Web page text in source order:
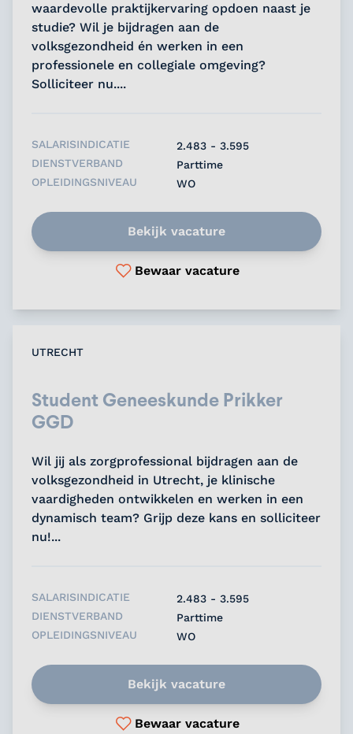
waardevolle praktijkervaring opdoen naast je
studie? Wil je bijdragen aan de
volksgezondheid én werken in een
professionele en collegiale omgeving?
Solliciteer nu....
SALARISINDICATIE
2.483 - 3.595
DIENSTVERBAND
Parttime
OPLEIDINGSNIVEAU
WO
Bekijk vacature
Bewaar vacature
UTRECHT
Student Geneeskunde Prikker
GGD
Wil jij als zorgprofessional bijdragen aan de
volksgezondheid in Utrecht, je klinische
vaardigheden ontwikkelen en werken in een
dynamisch team? Grijp deze kans en solliciteer
nu!...
SALARISINDICATIE
2.483 - 3.595
DIENSTVERBAND
Parttime
OPLEIDINGSNIVEAU
WO
Bekijk vacature
Bewaar vacature